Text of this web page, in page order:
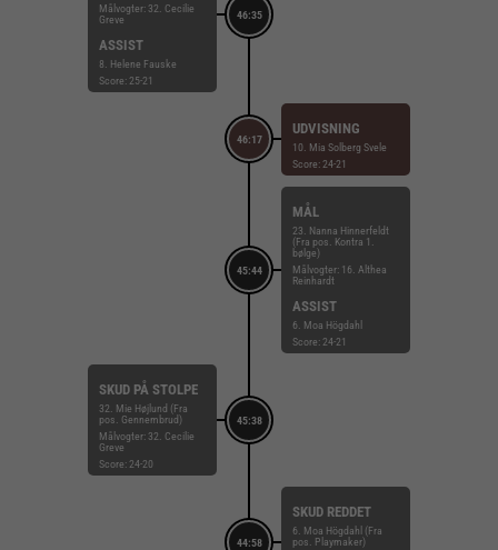
46:35
Målvogter: 32. Cecilie
Greve
ASSIST
8. Helene Fauske
Score: 25-21
46:17
UDVISNING
10. Mia Solberg Svele
Score: 24-21
45:44
MÅL
23. Nanna Hinnerfeldt
(Fra pos. Kontra 1.
bølge)
Målvogter: 16. Althea
Reinhardt
ASSIST
6. Moa Högdahl
Score: 24-21
45:38
SKUD PÅ STOLPE
32. Mie Højlund (Fra
pos. Gennembrud)
Målvogter: 32. Cecilie
Greve
Score: 24-20
44:58
SKUD REDDET
6. Moa Högdahl (Fra
pos. Playmaker)